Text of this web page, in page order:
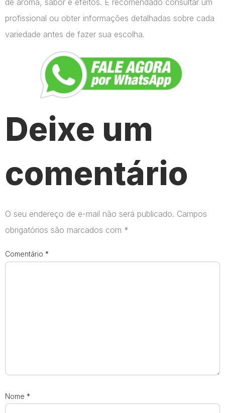
profissional ou obter informações detalhadas sobre cada
variedade antes de fazer sua escolha.
Deixe um
comentário
O seu endereço de e-mail não será publicado. Campos
obrigatórios são marcados com *
Comentário *
Nome *